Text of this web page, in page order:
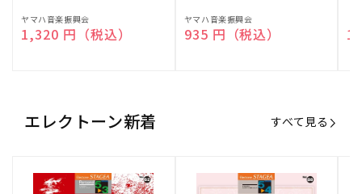
販
売
ヤマハ音楽振興会
通常価格
1,320 円（税込）
販
売
ヤマハ音楽振興会
通常価格
935 円（税込）
売
エレクトーン新着 すべて見る